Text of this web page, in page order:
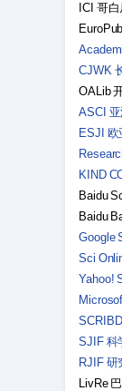
ICI 哥
CJWK
OALib
ASCI 亚
ESJI 欧
KIND
Baidu
Baidu
Google
Sci
Yahoo!
SJIF 科
RJIF
LivRe